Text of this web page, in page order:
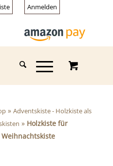
Anmelden
» Adventskiste - Holzkiste als
» Holzkiste für